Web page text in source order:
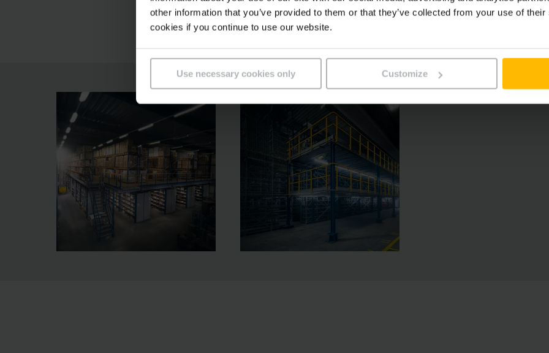
other information that you’ve provided to them or that they’ve collected from your use of
cookies if you continue to use our website.
Use necessary cookies only Customize